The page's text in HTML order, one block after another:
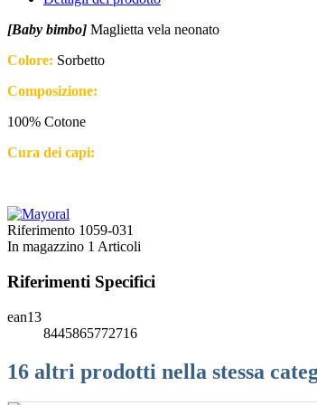
[Baby bimbo] Maglietta vela neonato
Colore: Sorbetto
Composizione:
100% Cotone
Cura dei capi:
Riferimento 1059-031
In magazzino 1 Articoli
Riferimenti Specifici
ean13
8445865772716
16 altri prodotti nella stessa